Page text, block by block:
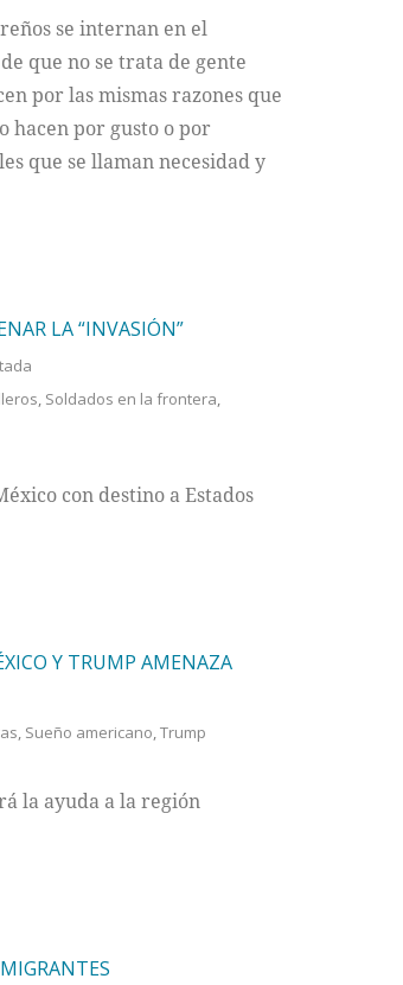
se internan en el
que no se trata de gente
por las mismas razones que
hacen por gusto o por
que se llaman necesidad y
LA “INVASIÓN”
, Soldados en la frontera,
con destino a Estados
Y TRUMP AMENAZA
, Sueño americano,Trump
la ayuda a la región